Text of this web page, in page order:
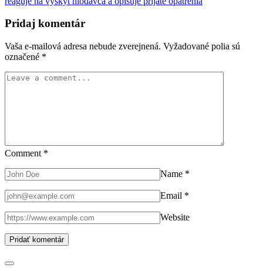
Pridaj komentár
Vaša e-mailová adresa nebude zverejnená. Vyžadované polia sú
označené *
Comment *
Name *
Email *
Website